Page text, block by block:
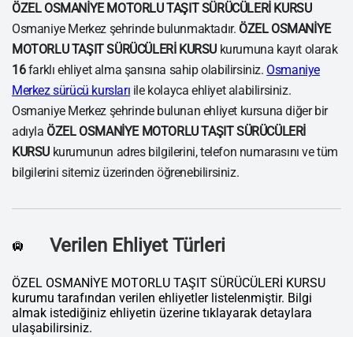
ÖZEL OSMANİYE MOTORLU TAŞIT SÜRÜCÜLERİ KURSU
Osmaniye Merkez şehrinde bulunmaktadır. ÖZEL OSMANİYE
MOTORLU TAŞIT SÜRÜCÜLERİ KURSU kurumuna kayıt olarak
16farklı ehliyet alma şansına sahip olabilirsiniz. Osmaniye
Merkez sürücü kursları ile kolayca ehliyet alabilirsiniz.
Osmaniye Merkez şehrinde bulunan ehliyet kursuna diğer bir
adıyla ÖZEL OSMANİYE MOTORLU TAŞIT SÜRÜCÜLERİ
KURSU kurumunun adres bilgilerini, telefon numarasını ve tüm
bilgilerini sitemiz üzerinden öğrenebilirsiniz.
🛄 Verilen Ehliyet Türleri
ÖZEL OSMANİYE MOTORLU TAŞIT SÜRÜCÜLERİ KURSU
kurumu tarafından verilen ehliyetler listelenmiştir. Bilgi
almak istediğiniz ehliyetin üzerine tıklayarak detaylara
ulaşabilirsiniz.